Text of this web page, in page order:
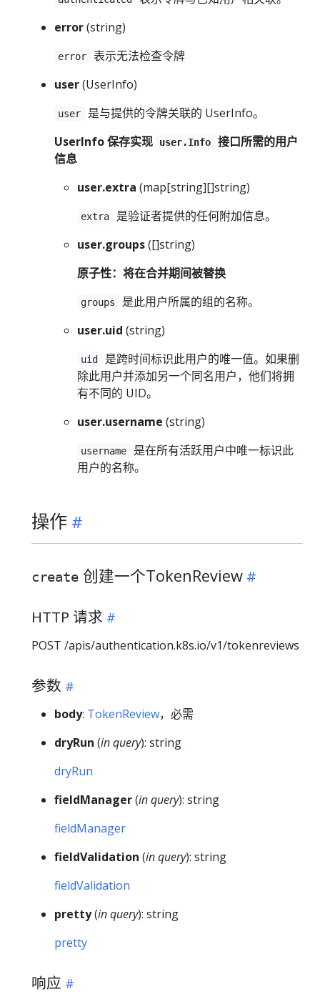
error(string)
error
表示无法检查令牌
user(UserInfo)
user
是与提供的令牌关联的 UserInfo。
UserInfo 保存实现
user.Info
接口所需的用户
信息
user.extra (map[string][]string)
extra
是验证者提供的任何附加信息。
user.groups([]string)
原子性：将在合并期间被替换
groups
是此用户所属的组的名称。
user.uid (string)
uid
是跨时间标识此用户的唯一值。如果删
除此用户并添加另一个同名用户，他们将拥
有不同的 UID。
user.username (string)
username
是在所有活跃用户中唯一标识此
用户的名称。
操作
create 创建一个TokenReview
HTTP 请求
POST /apis/authentication.k8s.io/v1/tokenreviews
参数
body: TokenReview，必需
dryRun (in query): string
dryRun
fieldManager(in query): string
fieldManager
fieldValidation (in query): string
fieldValidation
pretty(in query): string
pretty
响应